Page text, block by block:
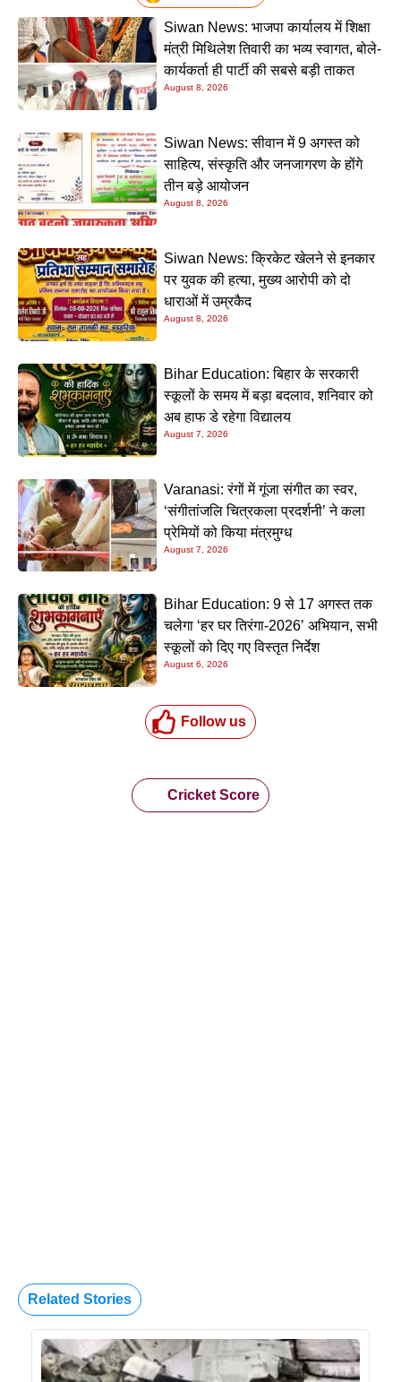
Siwan News: भाजपा कार्यालय में शिक्षा
मंत्री मिथिलेश तिवारी का भव्य स्वागत, बोले-
कार्यकर्ता ही पार्टी की सबसे बड़ी ताकत
August 8, 2026
Siwan News: सीवान में 9 अगस्त को
साहित्य, संस्कृति और जनजागरण के होंगे
तीन बड़े आयोजन
August 8, 2026
Siwan News: क्रिकेट खेलने से इनकार
पर युवक की हत्या, मुख्य आरोपी को दो
धाराओं में उम्रकैद
August 8, 2026
Bihar Education: बिहार के सरकारी
स्कूलों के समय में बड़ा बदलाव, शनिवार को
अब हाफ डे रहेगा विद्यालय
August 7, 2026
Varanasi: रंगों में गूंजा संगीत का स्वर,
‘संगीतांजलि चित्रकला प्रदर्शनी’ ने कला
प्रेमियों को किया मंत्रमुग्ध
August 7, 2026
Bihar Education: 9 से 17 अगस्त तक
चलेगा ‘हर घर तिरंगा-2026’ अभियान, सभी
स्कूलों को दिए गए विस्तृत निर्देश
August 6, 2026
Follow us
Cricket Score
Related Stories